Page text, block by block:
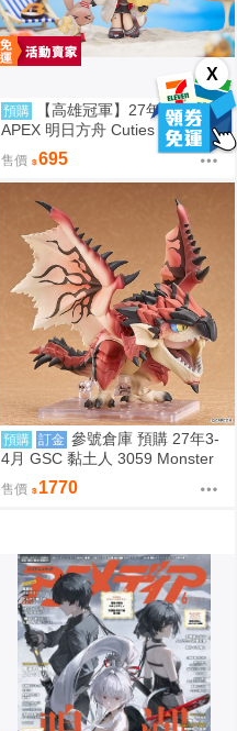
X
預購
【高雄冠軍】27年4月預購
APEX 明日方舟 Cuties 系列 Q版
安潔莉娜 免訂金1002
售價 695
預購 訂金 參號倉庫 預購 27年3-
4月 GSC 黏土人 3059 Monster
Hunter 魔物獵人 火龍 雄火龍 9/7
售價 1770